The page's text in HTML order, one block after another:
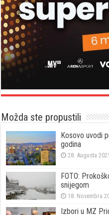
Možda ste propustili
Kosovo uvodi
godina
28. Augusta
FOTO:
snijegom
18. Novembra
Izbori u MZ